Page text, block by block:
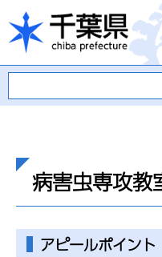
千葉県
病害虫専攻教
アピールポイント